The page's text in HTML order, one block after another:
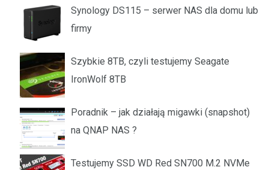
Synology DS115 – serwer NAS dla domu lub
firmy
Szybkie 8TB, czyli testujemy Seagate
IronWolf 8TB
Poradnik – jak działają migawki (snapshot)
na QNAP NAS ?
Testujemy SSD WD Red SN700 M.2 NVMe